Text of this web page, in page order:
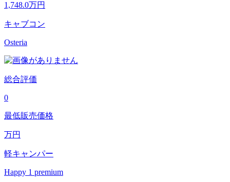
1,748.0万円
キャブコン
Osteria
総合評価
0
最低販売価格
万円
軽キャンパー
Happy 1 premium